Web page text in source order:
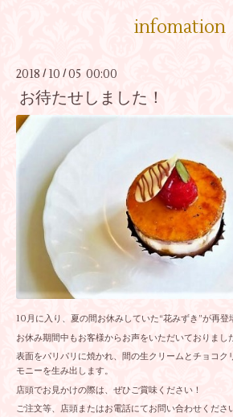
infomation
2018 / 10 /05 00:00
お待たせしました！
10月に入り、夏の間お休みしていた“花みずき”が再登
お休み期間中もお客様からお声をいただいておりまし
表面をパリパリに焼かれ、間の生クリームとチョコク
モニーを生み出します。
店頭でお見かけの際は、ぜひご賞味ください！
ご注文等、店頭またはお電話にてお問い合わせくださ